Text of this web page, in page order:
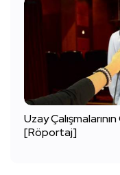
Uzay
[Röportaj]